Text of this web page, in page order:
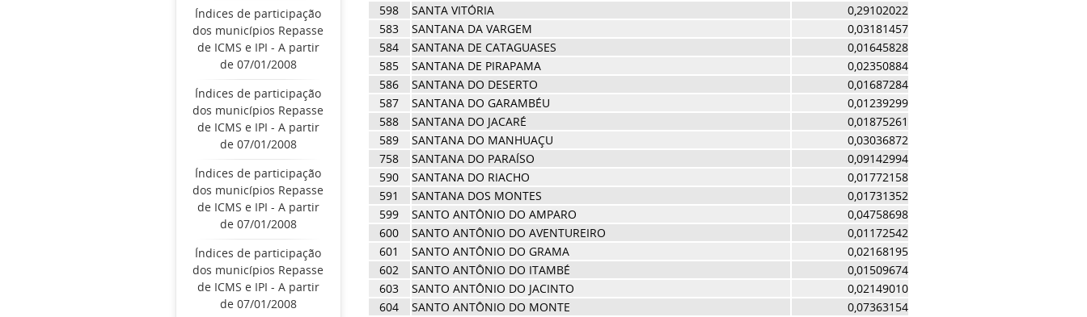
Índices de participação
dos municípios Repasse
de ICMS e IPI - A partir
de 07/01/2008
Índices de participação
dos municípios Repasse
de ICMS e IPI - A partir
de 07/01/2008
Índices de participação
dos municípios Repasse
de ICMS e IPI - A partir
de 07/01/2008
Índices de participação
dos municípios Repasse
de ICMS e IPI - A partir
de 07/01/2008
598
SANTA VITÓRIA
0,29102022
583
SANTANA DA VARGEM
0,03181457
584
SANTANA DE CATAGUASES
0,01645828
585
SANTANA DE PIRAPAMA
0,02350884
586
SANTANA DO DESERTO
0,01687284
587
SANTANA DO GARAMBÉU
0,01239299
588
SANTANA DO JACARÉ
0,01875261
589
SANTANA DO MANHUAÇU
0,03036872
758
SANTANA DO PARAÍSO
0,09142994
590
SANTANA DO RIACHO
0,01772158
591
SANTANA DOS MONTES
0,01731352
599
SANTO ANTÔNIO DO AMPARO
0,04758698
600
SANTO ANTÔNIO DO AVENTUREIRO
0,01172542
601
SANTO ANTÔNIO DO GRAMA
0,02168195
602
SANTO ANTÔNIO DO ITAMBÉ
0,01509674
603
SANTO ANTÔNIO DO JACINTO
0,02149010
604
SANTO ANTÔNIO DO MONTE
0,07363154